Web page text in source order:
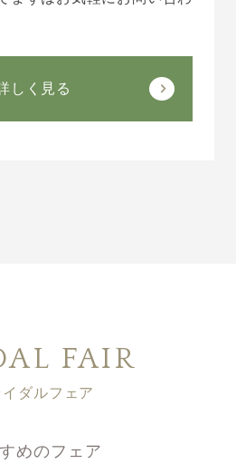
しく見る
FAIR
イダルフェア
めのフェア